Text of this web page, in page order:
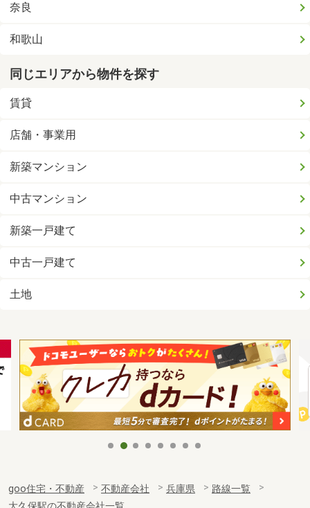
奈良
和歌山
同じエリアから物件を探す
賃貸
店舗・事業用
新築マンション
中古マンション
新築一戸建て
中古一戸建て
土地
goo住宅・不動産 不動産会社 兵庫県
路線一覧